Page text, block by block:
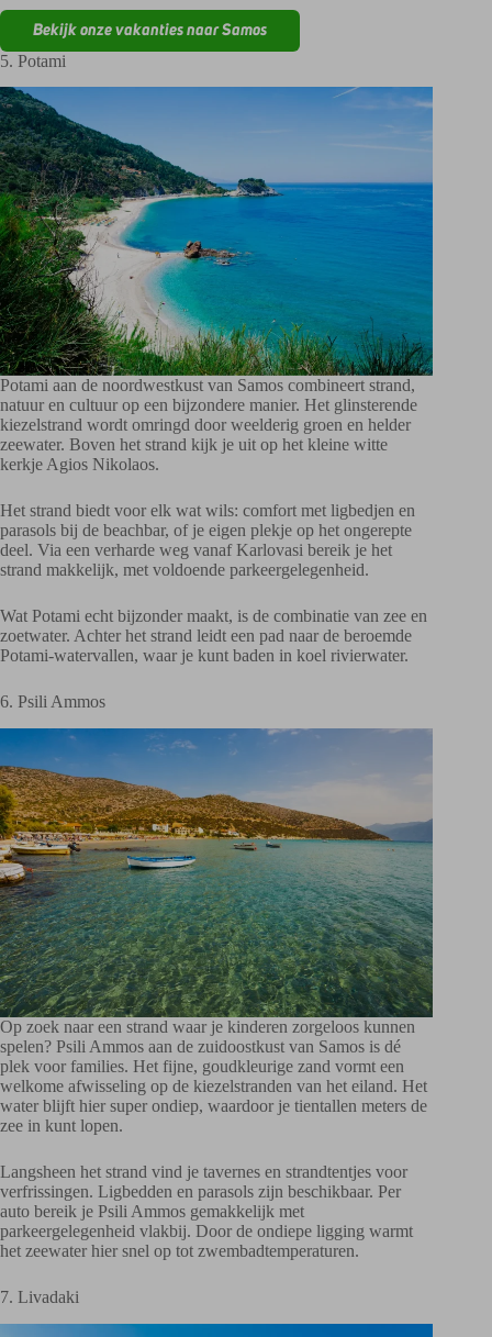
Bekijk onze vakanties naar Samos
5. Potami
Potami aan de noordwestkust van Samos combineert strand,
natuur en cultuur op een bijzondere manier. Het glinsterende
kiezelstrand wordt omringd door weelderig groen en helder
zeewater. Boven het strand kijk je uit op het kleine witte
kerkje Agios Nikolaos.
Het strand biedt voor elk wat wils: comfort met ligbedjen en
parasols bij de beachbar, of je eigen plekje op het ongerepte
deel. Via een verharde weg vanaf Karlovasi bereik je het
strand makkelijk, met voldoende parkeergelegenheid.
Wat Potami echt bijzonder maakt, is de combinatie van zee en
zoetwater. Achter het strand leidt een pad naar de beroemde
Potami-watervallen, waar je kunt baden in koel rivierwater.
6. Psili Ammos
Op zoek naar een strand waar je kinderen zorgeloos kunnen
spelen? Psili Ammos aan de zuidoostkust van Samos is dé
plek voor families. Het fijne, goudkleurige zand vormt een
welkome afwisseling op de kiezelstranden van het eiland. Het
water blijft hier super ondiep, waardoor je tientallen meters de
zee in kunt lopen.
Langsheen het strand vind je tavernes en strandtentjes voor
verfrissingen. Ligbedden en parasols zijn beschikbaar. Per
auto bereik je Psili Ammos gemakkelijk met
parkeergelegenheid vlakbij. Door de ondiepe ligging warmt
het zeewater hier snel op tot zwembadtemperaturen.
7. Livadaki